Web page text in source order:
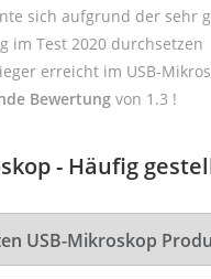
sich aufgrund der sehr
im Test 2020 durchsetzen
erreicht im USB-
Bewertung von 1.3 !
- Häufig
USB-Mikroskop